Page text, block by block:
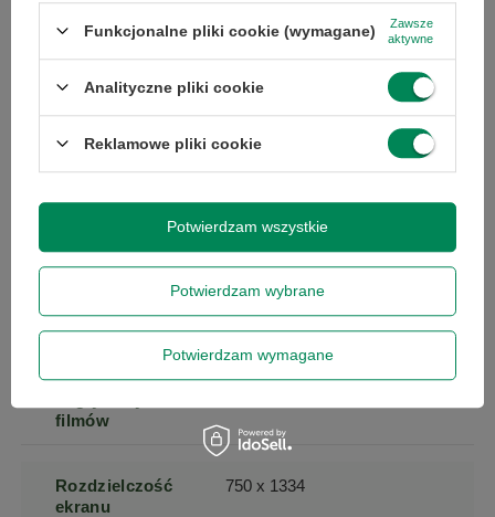
Slot karty
nie
Pojemność
1810
operacyjny
iOS
Procesor Apple A8
Rozdzielczość
filmów
1080p (FullHD)
Rozdzielczość
ekranu
750 x 1334
Funkcjonalne pliki cookie (wymagane)
Zawsze
aktywne
Analityczne pliki cookie
Reklamowe pliki cookie
Potwierdzam wybrane
Potwierdzam wymagane
Potwierdzam wszystkie